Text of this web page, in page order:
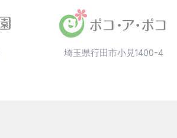
埼玉県行田市小見1400-4